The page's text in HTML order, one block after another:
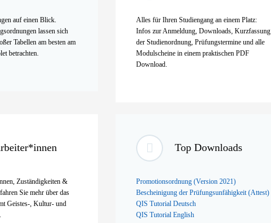
auf einen Blick.
lassen sich
Tabellen am besten am
betrachten.
Alles für Ihren Studiengang an einem Platz:
Infos zur Anmeldung, Downloads, Kurzfassung
der Studienordnung, Prüfungstermine und alle
Modulscheine in einem praktischen PDF
Download.
Zuständigkeiten &
Sie mehr über das
Geistes-, Kultur- und
Top Downloads
Promotionsordnung (Version 2021)
Bescheinigung der Prüfungsunfähigkeit (Attest)
QIS Tutorial Deutsch
QIS Tutorial English